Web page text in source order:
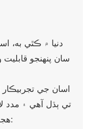
دنيا ۾ ڪٿي به،
سان پنهنجو
اسان جي
تي ٻڌل آهي ۽ مدد
هجڻ جو شيڊول ڪري سگهجي ٿو: